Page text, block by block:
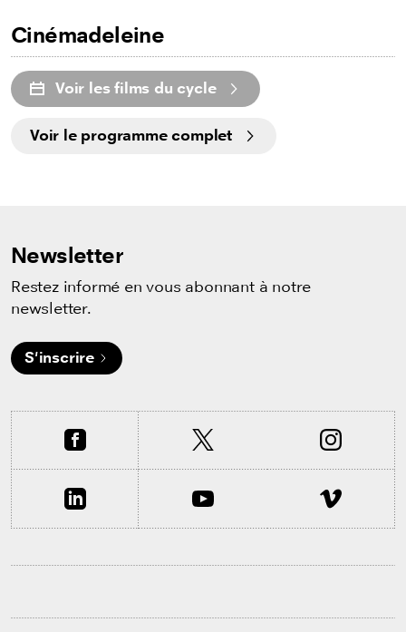
Cinémadeleine
Voir les films du cycle
Voir le programme complet
Newsletter
Restez informé en vous abonnant à notre
newsletter.
S'inscrire